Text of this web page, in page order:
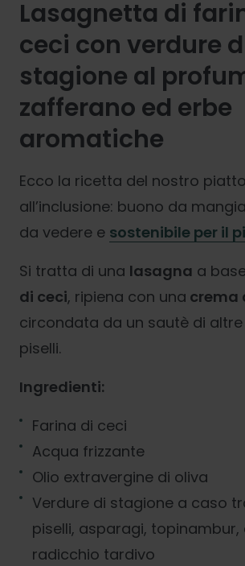
Lasagnetta di
ceci con verdure
stagione al
zafferano ed erbe
aromatiche
Ecco la ricetta del nostro
all’inclusione: buono da
da vedere e sostenibile per il
Si tratta di una lasagna a
di ceci, ripiena con una crema
circondata da un sautè di
piselli.
Ingredienti:
Farina di ceci
Acqua frizzante
Olio extravergine di oliva
Verdure di stagione a caso
piselli, asparagi, topinambur,
radicchio tardivo